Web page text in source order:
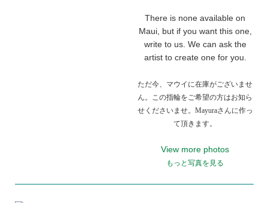
There is none available on
Maui, but if you want this one,
write to us. We can ask the
artist to create one for you.
ただ今、マウイに在庫がございませ
ん。この指輪をご希望の方はお知ら
せくださいませ。Mayuraさんに作っ
て頂きます。
View more photos
もっと写真を見る